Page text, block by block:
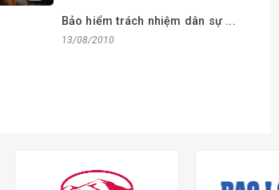
Bảo hiểm trách nhiệm dân sự ...
13/08/2010